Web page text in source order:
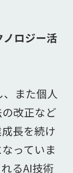
ノロジー活
また個人
改正など
長を続け
っていま
るAI技術